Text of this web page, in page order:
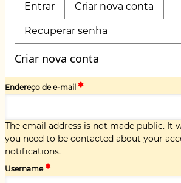
Primary
Entrar Criar nova conta
ativa)
Recuperar senha
Criar nova conta
Endereço de e-mail
The email address is not made public. It
you need to be contacted about your
notifications.
Username